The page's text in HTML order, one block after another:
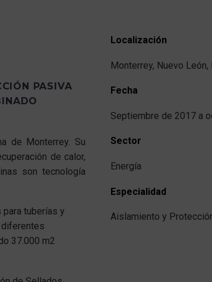
PASIVA
de Monterrey. Su
de calor,
son tecnología
tuberías y
diferentes
37.000 m2
Localización
Monterrey, Nuevo
Fecha
Septiembre de 2017 a
Sector
Energía
Especialidad
Aislamiento y